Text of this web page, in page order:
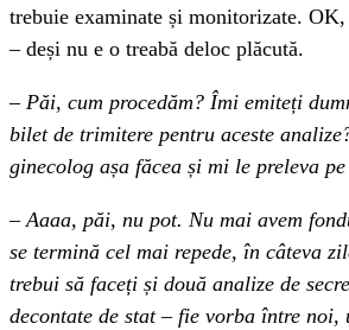
trebuie examinate și monitorizate. OK,
– deși nu e o treabă deloc plăcută.
– Păi, cum procedăm? Îmi emiteți
bilet de trimitere pentru aceste
ginecolog așa făcea și mi le preleva
–Aaaa, păi, nu pot. Nu mai avem
se termină cel mai repede, în câteva
trebui să faceți și două analize de
decontate de stat – fie vorba între noi,